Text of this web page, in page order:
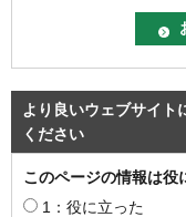
より良いウェブサイト
ください
このページの情報は役
1：役に立った